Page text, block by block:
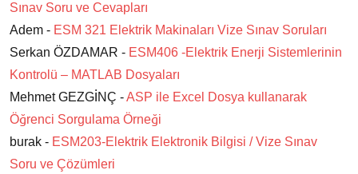
Sınav Soru ve Cevapları
Adem - ESM 321 Elektrik Makinaları Vize Sınav Soruları
Serkan ÖZDAMAR - ESM406 -Elektrik Enerji Sistemlerinin
Kontrolü – MATLAB Dosyaları
Mehmet GEZGİNÇ -ASP ile Excel Dosya kullanarak
Öğrenci Sorgulama Örneği
burak - ESM203-Elektrik Elektronik Bilgisi / Vize Sınav
Soru ve Çözümleri